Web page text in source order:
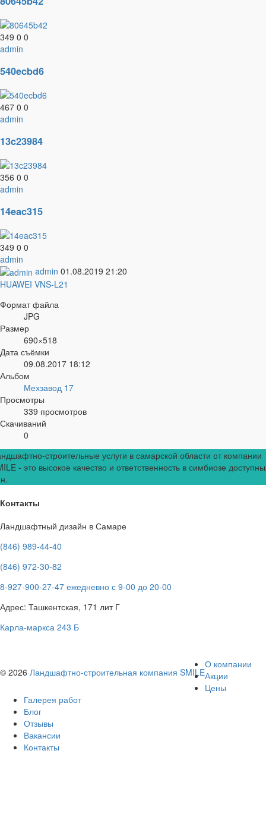
349 0 0
admin
540ecbd6
467 0 0
admin
13c23984
356 0 0
admin
14eac315
349 0 0
admin
admin 01.08.2019 21:20
HUAWEI VNS-L21
Формат файла
JPG
Размер
690×518
Дата съёмки
09.08.2017 18:12
Альбом
Мехзавод 17
Просмотры
339 просмотров
Скачиваний
0
строительные услуги в самарской области от компании
- это высокое качество и ответственность в симбиозе
Контакты
Ландшафтный дизайн в Самаре
(846) 989-44-40
(846) 972-30-82
8-927-900-27-47 ежедневно с 9-00 до 20-00
Адрес: Ташкентская, 171 лит Г
Карла-маркса 243 Б
© 2026 Ландшафтно-строительная компания SMILE
О компании
Акции
Цены
Галерея работ
Блог
Отзывы
Вакансии
Контакты